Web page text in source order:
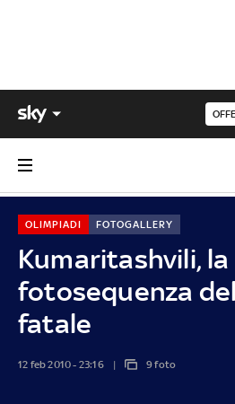
Kumaritashvili, la
fotosequenza
fatale
OLIMPIADI FOTOGALLERY
12 feb 2010 - 23:16 9 foto